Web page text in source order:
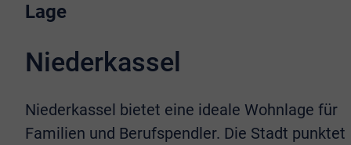
Lage
Niederkassel
Niederkassel bietet eine ideale Wohnlage für
Familien und Berufspendler. Die Stadt punktet